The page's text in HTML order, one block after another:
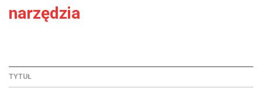
narzędzia
TYTUŁ